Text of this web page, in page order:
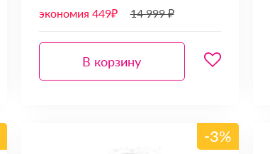
экономия 449₽ 14 999 ₽
В корзину
-3%